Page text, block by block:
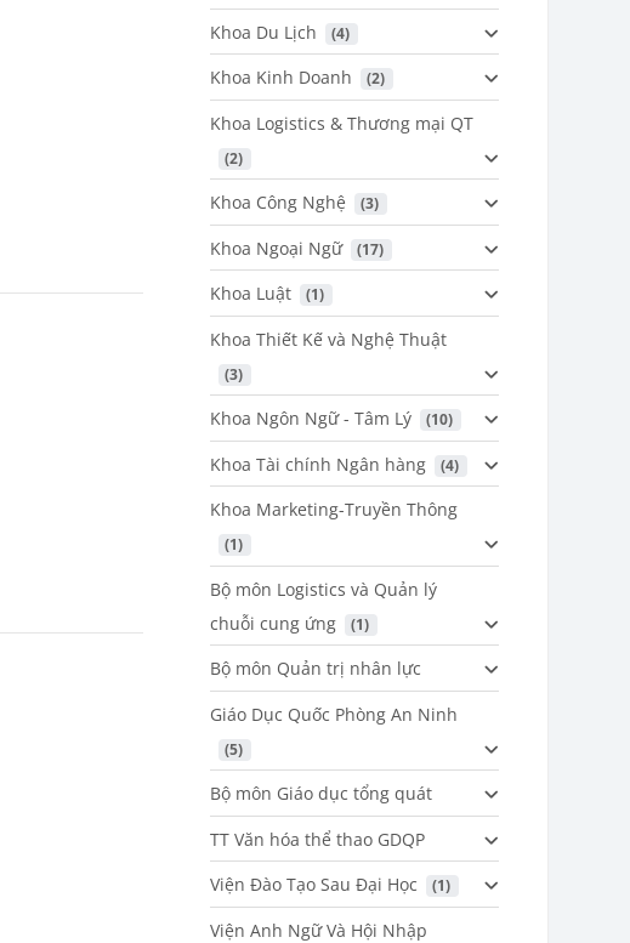
Khoa Du Lịch (4)
Khoa Kinh Doanh (2)
Khoa Logistics & Thương mại QT
(2)
Khoa Công Nghệ (3)
Khoa Ngoại Ngữ (17)
Khoa Luật (1)
Khoa Thiết Kế và Nghệ Thuật
(3)
Khoa Ngôn Ngữ - Tâm Lý (10)
Khoa Tài chính Ngân hàng (4)
Khoa Marketing-Truyền Thông
(1)
Bộ môn Logistics và Quản lý
chuỗi cung ứng
(1)
Bộ môn Quản trị nhân lực
Giáo Dục Quốc Phòng An Ninh
(5)
Bộ môn Giáo dục tổng quát
TT Văn hóa thể thao GDQP
Viện Đào Tạo Sau Đại Học
(1)
Viện Anh Ngữ Và Hội Nhập